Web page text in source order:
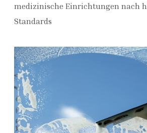
medizinische Einrichtungen nach
Standards